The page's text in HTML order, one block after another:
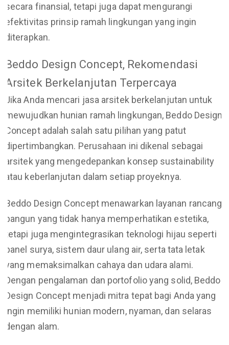
secara finansial, tetapi juga dapat mengurangi
efektivitas prinsip ramah lingkungan yang ingin
diterapkan.
Beddo Design Concept, Rekomendasi
Arsitek Berkelanjutan Terpercaya
Jika Anda mencari jasa arsitek berkelanjutan untuk
mewujudkan hunian ramah lingkungan, Beddo Design
Concept adalah salah satu pilihan yang patut
dipertimbangkan. Perusahaan ini dikenal sebagai
arsitek yang mengedepankan konsep sustainability
atau keberlanjutan dalam setiap proyeknya.
Beddo Design Concept menawarkan layanan rancang
bangun yang tidak hanya memperhatikan estetika,
tetapi juga mengintegrasikan teknologi hijau seperti
panel surya, sistem daur ulang air, serta tata letak
yang memaksimalkan cahaya dan udara alami.
Dengan pengalaman dan portofolio yang solid, Beddo
Design Concept menjadi mitra tepat bagi Anda yang
ingin memiliki hunian modern, nyaman, dan selaras
dengan alam.